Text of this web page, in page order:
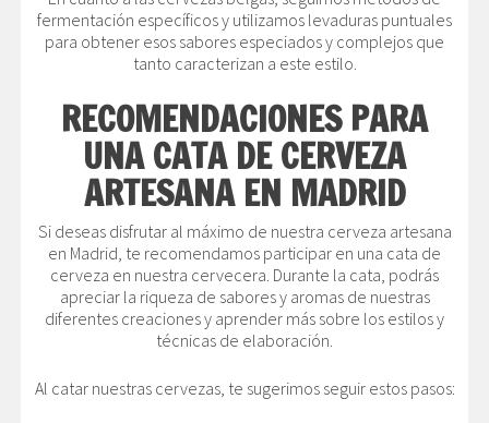
fermentación específicos y utilizamos levaduras puntuales
para obtener esos sabores especiados y complejos que
tanto caracterizan a este estilo.
RECOMENDACIONES PARA
UNA CATA DE CERVEZA
ARTESANA EN MADRID
Si deseas disfrutar al máximo de nuestra cerveza artesana
en Madrid, te recomendamos participar en una cata de
cerveza en nuestra cervecera. Durante la cata, podrás
apreciar la riqueza de sabores y aromas de nuestras
diferentes creaciones y aprender más sobre los estilos y
técnicas de elaboración.
Al catar nuestras cervezas, te sugerimos seguir estos pasos: